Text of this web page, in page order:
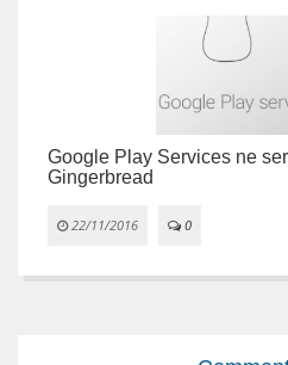
Google Play Services ne
Gingerbread
22/11/2016 0